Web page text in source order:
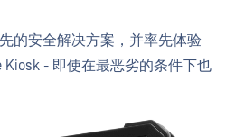
先的安全解决方案，并率先体验
- 即使在最恶劣的条件下也